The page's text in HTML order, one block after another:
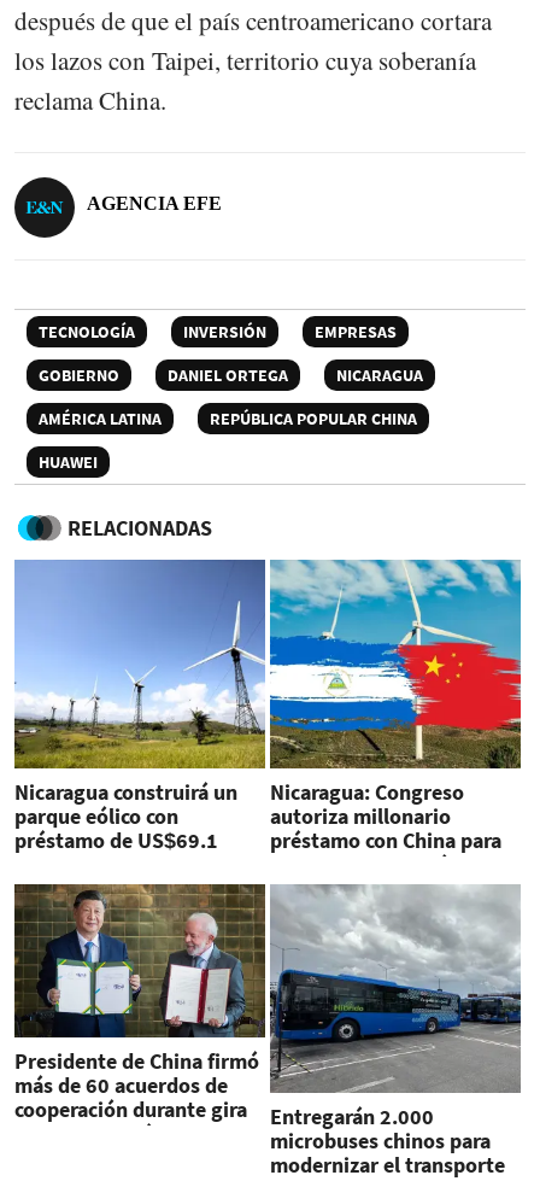
después de que el país centroamericano cortara
los lazos con Taipei, territorio cuya soberanía
reclama China.
AGENCIA EFE
TECNOLOGÍA INVERSIÓN
EMPRESAS
GOBIERNO
DANIEL ORTEGA
NICARAGUA
AMÉRICA LATINA
REPÚBLICA POPULAR CHINA
HUAWEI
RELACIONADAS
Nicaragua construirá un
parque eólico con
préstamo de US$69.1
Nicaragua: Congreso
autoriza millonario
préstamo con China para
construir planta eólica
Presidente de China firmó
más de 60 acuerdos de
cooperación durante gira
por Latinoamérica
Entregarán 2.000
microbuses chinos para
modernizar el transporte